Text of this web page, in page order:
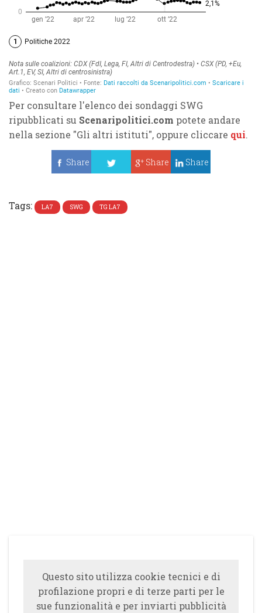
Per consultare l'elenco dei sondaggi SWG
ripubblicati su Scenaripolitici.com potete andare
nella sezione "Gli altri istituti", oppure cliccare qui.
Share
Share Share
Tags: LA7 SWG TG LA7
Questo sito utilizza cookie tecnici e di
profilazione propri e di terze parti per le
sue funzionalità e per inviarti pubblicità